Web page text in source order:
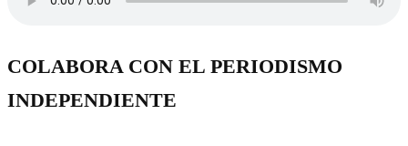
COLABORA CON EL PERIODISMO
INDEPENDIENTE